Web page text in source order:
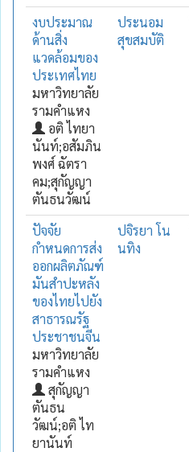
งบประมาณ
ด้านสิ่ง
แวดล้อมของ
ประเทศไทย
มหาวิทยาลัย
รามคำแหง
อติ ไทยา
นันท์;อสัมภิน
พงศ์ ฉัตรา
คม;สุกัญญา
ตันธนวัฒน์
ประนอม
สุขสมบัติ
ปัจจัย
กำหนดการส่ง
ออกผลิตภัณฑ์
มันสำปะหลัง
ของไทยไปยัง
สาธารณรัฐ
ประชาชนจีน
มหาวิทยาลัย
รามคำแหง
สุกัญญา
ตันธน
วัฒน์;อติ ไท
ยานันท์
ปจิรยา โน
นทิง